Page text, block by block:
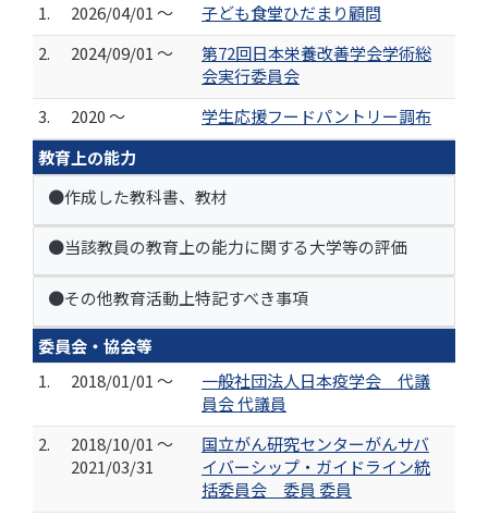
1.
2026/04/01 ～
子ども食堂ひだまり顧問
2.
2024/09/01 ～
第72回日本栄養改善学会学術総
会実行委員会
3.
2020 ～
学生応援フードパントリー調布
教育上の能力
●作成した教科書、教材
●当該教員の教育上の能力に関する大学等の評価
●その他教育活動上特記すべき事項
委員会・協会等
1.
2018/01/01 ～
一般社団法人日本疫学会 代議
員会 代議員
2.
2018/10/01 ～
2021/03/31
国立がん研究センターがんサバ
イバーシップ・ガイドライン統
括委員会 委員 委員